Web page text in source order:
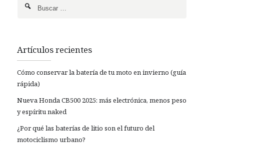
Artículos recientes
Cómo conservar la batería de tu moto en invierno (guía
rápida)
Nueva Honda CB500 2025: más electrónica, menos peso
y espíritu naked
¿Por qué las baterías de litio son el futuro del
motociclismo urbano?